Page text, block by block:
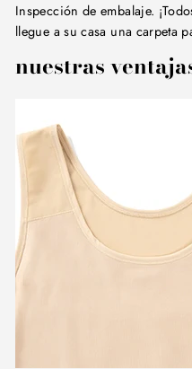
Inspección de embalaje.
llegue a su casa una carpeta
nuestras